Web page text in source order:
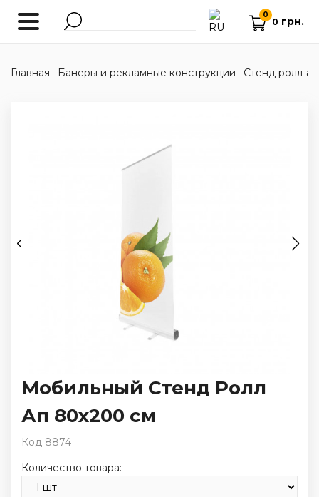
0
0 грн.
Главная - Банеры и рекламные конструкции - Стенд ролл-ап
Мобильный Стенд Ролл
Ап 80х200 см
Код 8874
Количество товара: